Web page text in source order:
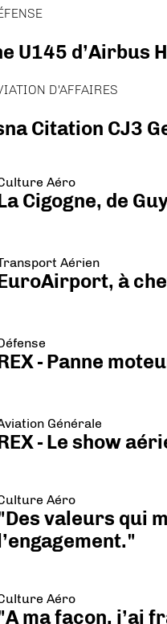
U145 d’Airbus
D'AFFAIRES
Citation CJ3
Aéro
Cigogne, de
Aérien
à
- Panne
Générale
- Le show
Aéro
valeurs qui
Aéro
ma façon, j’ai